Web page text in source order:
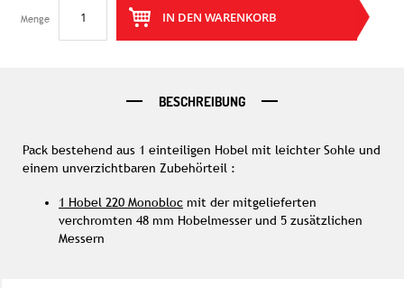
Menge IN DEN WARENKORB
BESCHREIBUNG
Pack bestehend aus 1 einteiligen Hobel mit leichter Sohle und
einem unverzichtbaren Zubehörteil :
1 Hobel 220 Monobloc mit der mitgelieferten
verchromten 48 mm Hobelmesser und 5 zusätzlichen
Messern